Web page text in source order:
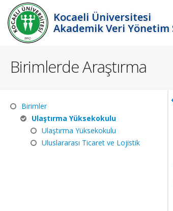
Kocaeli Üniversitesi
Akademik Veri Yönetim
Birimlerde Araştırma
Birimler
Ulaştırma Yüksekokulu
Ulaştırma Yüksekokulu
Uluslararası Ticaret ve Lojistik